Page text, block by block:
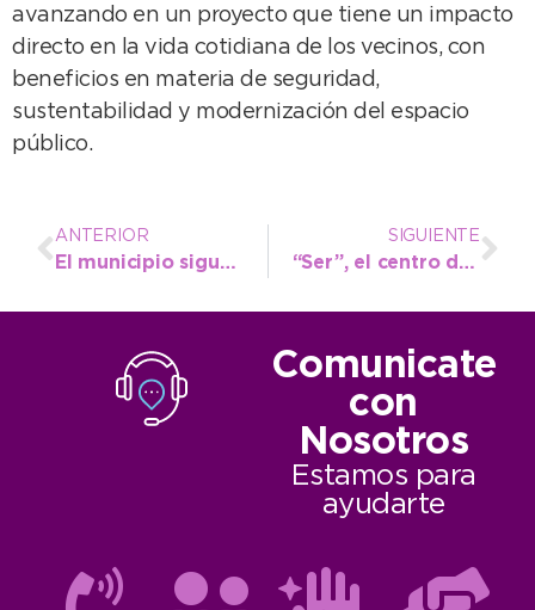
avanzando en un proyecto que tiene un impacto
directo en la vida cotidiana de los vecinos, con
beneficios en materia de seguridad,
sustentabilidad y modernización del espacio
público.
ANTERIOR
El municipio sigue trabajando con constancia en educación y concientización ambiental
SIGUIENTE
“Ser”, el centro de día local que brinda contención y amor a personas con discapacidad en
Comunicate
con
Nosotros
Estamos para
ayudarte